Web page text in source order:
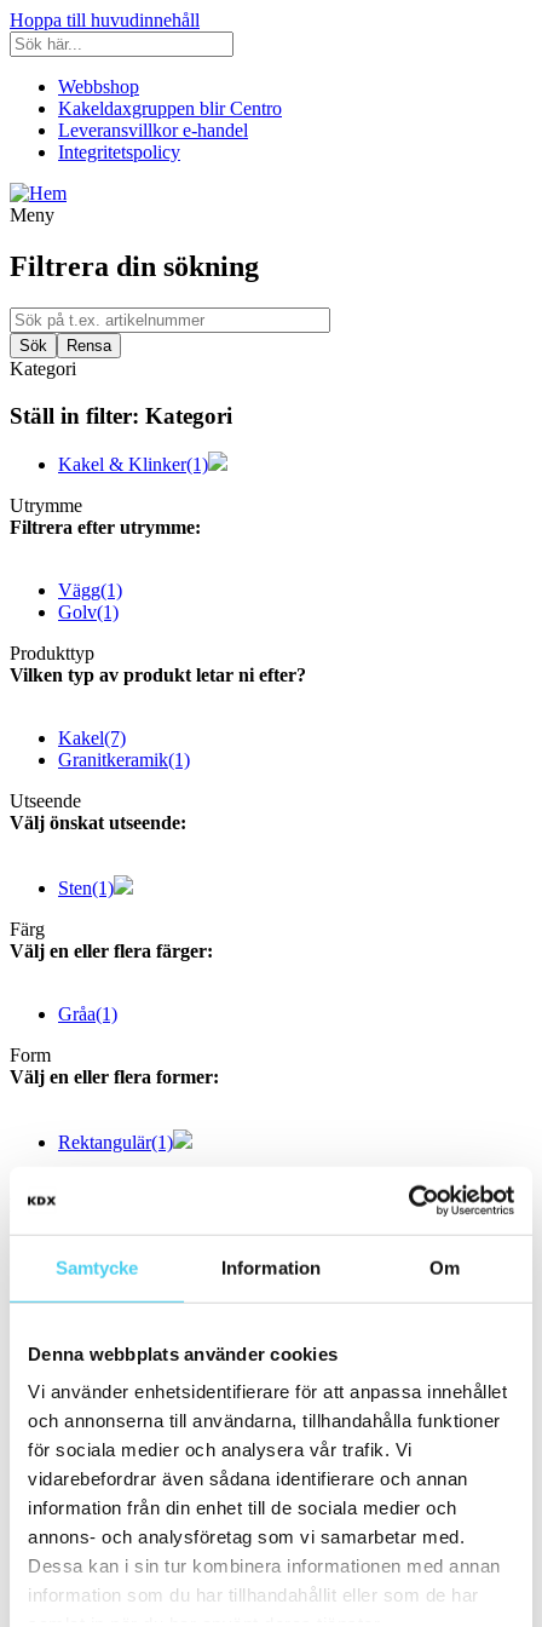
Samtycke Information Om
Denna webbplats använder cookies
Vi använder enhetsidentifierare för att anpassa innehållet
och annonserna till användarna, tillhandahålla funktioner
för sociala medier och analysera vår trafik. Vi
vidarebefordrar även sådana identifierare och annan
information från din enhet till de sociala medier och
annons- och analysföretag som vi samarbetar med.
Dessa kan i sin tur kombinera informationen med annan
information som du har tillhandahållit eller som de har
Hoppa till huvudinnehåll
Webbshop
Kakeldaxgruppen blir Centro
Leveransvillkor e-handel
Integritetspolicy
Meny
Filtrera din sökning
Kategori
Ställ in filter: Kategori
Kakel & Klinker(1)
Utrymme
Filtrera efter utrymme:
Vägg(1)
Golv(1)
Produkttyp
Vilken typ av produkt letar ni efter?
Kakel(7)
Granitkeramik(1)
Utseende
Välj önskat utseende:
Sten(1)
Färg
Välj en eller flera färger:
Gråa(1)
Form
Välj en eller flera former:
Rektangulär(1)
Filtrera efter storlek:
Mosaik(1)
10x10 cm(19)
10x20 cm(1)
ca 10x30 cm(1)
10x30 cm (1)
(1)
10x60 cm(1)
ca 15x(35)
ca 15x15 cm (34)
15x15 cm
ca 15x60 cm(1)
15x60 cm(1)